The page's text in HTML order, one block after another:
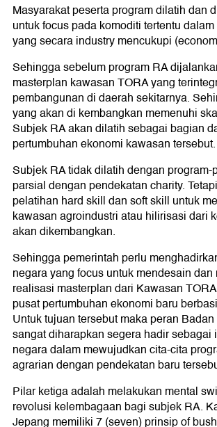
Masyarakat peserta program dilatih dan
untuk focus pada komoditi tertentu
yang secara industry mencukupi
Sehingga sebelum program RA
masterplan kawasan TORA yang
pembangunan di daerah sekitarnya.
yang akan di kembangkan memenuhi
Subjek RA akan dilatih sebagai bagian
pertumbuhan ekonomi kawasan tersebut.
Subjek RA tidak dilatih dengan program-
parsial dengan pendekatan charity.
pelatihan hard skill dan soft skill untuk
kawasan agroindustri atau hilirisasi dari
akan dikembangkan.
Sehingga pemerintah perlu
negara yang focus untuk mendesain
realisasi masterplan dari Kawasan
pusat pertumbuhan ekonomi baru
Untuk tujuan tersebut maka peran
sangat diharapkan segera hadir sebagai
negara dalam mewujudkan cita-cita
agrarian dengan pendekatan baru
Pilar ketiga adalah melakukan mental
revolusi kelembagaan bagi subjek RA.
Jepang memiliki 7 (seven) prinsip of